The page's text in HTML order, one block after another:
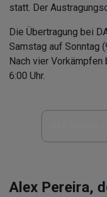
statt. Der
Die Übertragung bei
Samstag auf Sonntag
Nach vier
6:00 Uhr.
Alex Pereira,